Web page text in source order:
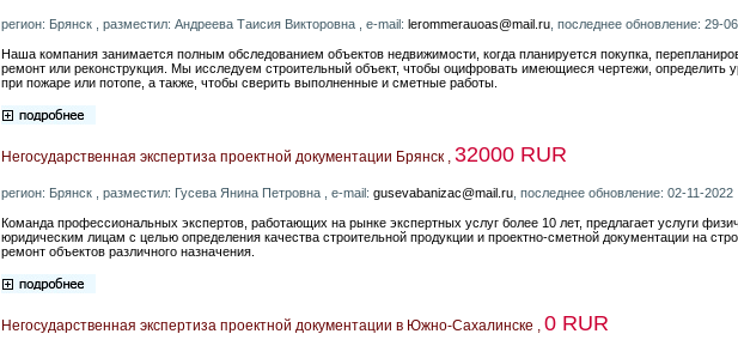
регион: Брянск , разместил: Андреева Таисия Викторовна , e-mail: lerommerauoas@mail.ru , последнее обновление: 29-
Наша компания занимается полным обследованием объектов недвижимости, когда планируется покупка,
ремонт или реконструкция. Мы исследуем строительный объект, чтобы оцифровать имеющиеся чертежи, определить
при пожаре или потопе, а также, чтобы сверить выполненные и сметные работы.
Негосударственная экспертиза проектной документации Брянск , 32000 RUR
регион: Брянск , разместил: Гусева Янина Петровна , e-mail: gusevabanizac@mail.ru , последнее обновление: 02-11-2022
Команда профессиональных экспертов, работающих на рынке экспертных услуг более 10 лет, предлагает услуги
юридическим лицам с целью определения качества строительной продукции и проектно-сметной документации на
ремонт объектов различного назначения.
Негосударственная экспертиза проектной документации в Южно-Сахалинске , 0 RUR